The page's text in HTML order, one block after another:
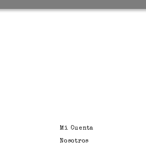
Mi Cuenta
Nosotros